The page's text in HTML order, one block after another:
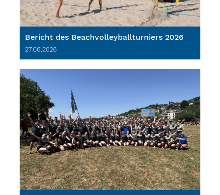
Bericht des Beachvolleyballturniers 2026
27.06.2026